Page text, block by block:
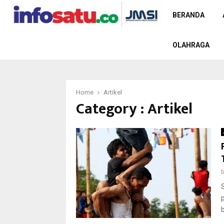
BERANDA
OLAHRAGA
Home Artikel
Category : Artikel